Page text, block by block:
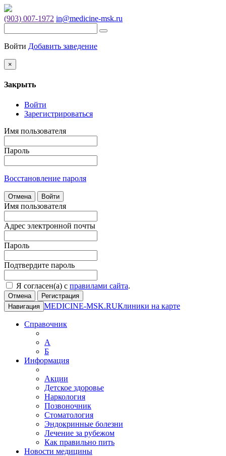
(903) 007-1972 in@medicine-msk.ru
Войти Добавить заведение
×
Закрыть
Войти
Зарегистрироваться
Имя пользователя
Пароль
Восстановление пароля
Отмена Войти
Имя пользователя
Адрес электронной почты
Пароль
Подтвердите пароль
Я согласен(а) с правилами сайта.
Отмена
Регистрация
Навигация MEDICINE-MSK.RUКлиники на карте
Справочник
А
Б
Информация
Акции
Детское здоровье
Наркология
Позвоночник
Стоматология
Эндокринные болезни
Лечение за рубежом
Как правильно пить
Новости медицины